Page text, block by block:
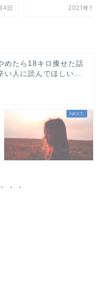
4日 2021年12
めたら18キロ痩せた話
い人に読んでほしい...